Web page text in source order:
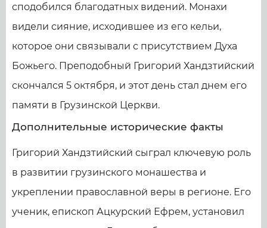
сподобился благодатных видений. Монахи
видели сияние, исходившее из его кельи,
которое они связывали с присутствием Духа
Божьего. Преподобный Григорий Хандзтийский
скончался 5 октября, и этот день стал днем его
памяти в Грузинской Церкви.
Дополнительные исторические факты
Григорий Хандзтийский сыграл ключевую роль
в развитии грузинского монашества и
укреплении православной веры в регионе. Его
ученик, епископ Ацкурский Ефрем, установил